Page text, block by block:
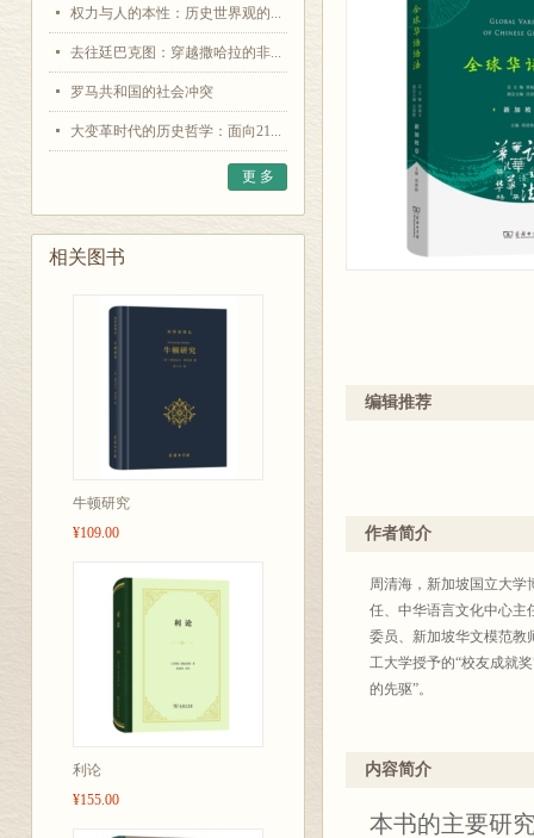
权力与人的本性：历史世界观的...
去往廷巴克图：穿越撒哈拉的非...
罗马共和国的社会冲突
大变革时代的历史哲学：面向21...
更 多
相关图书
牛顿研究
¥109.00
利论
¥155.00
编辑推荐
作者简介
周清海，新加坡国立大学
任、中华语言文化中心主
委员、新加坡华文模范教
工大学授予的“校友成就
的先驱”。
内容简介
本书的主要研